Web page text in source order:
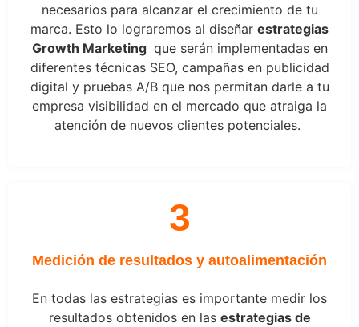
necesarios para alcanzar el crecimiento de tu
marca. Esto lo lograremos al diseñar estrategias
Growth Marketing que serán implementadas en
diferentes técnicas SEO, campañas en publicidad
digital y pruebas A/B que nos permitan darle a tu
empresa visibilidad en el mercado que atraiga la
atención de nuevos clientes potenciales.
3
Medición de resultados y autoalimentación
En todas las estrategias es importante medir los
resultados obtenidos en las estrategias de